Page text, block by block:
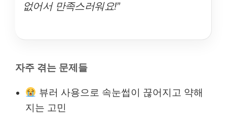
없어서 만족스러워요!”
자주 겪는 문제들
뷰러 사용으로 속눈썹이 끊어지고 약해
지는 고민